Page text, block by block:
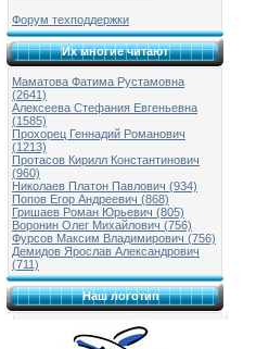
Форум техподдержки
Их многие читают
Маматова Фатима Рустамовна
(2641)
Алексеева Стефания Евгеньевна
(1585)
Прохорец Геннадий Романович
(1213)
Протасов Кирилл Константинович
(960)
Николаев Платон Павлович (934)
Попов Егор Андреевич (868)
Гришаев Роман Юрьевич (805)
Воронин Олег Михайлович (756)
Фурсов Максим Владимирович (756)
Демидов Ярослав Александрович
(711)
Наш логотип